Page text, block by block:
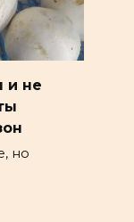
и не
но